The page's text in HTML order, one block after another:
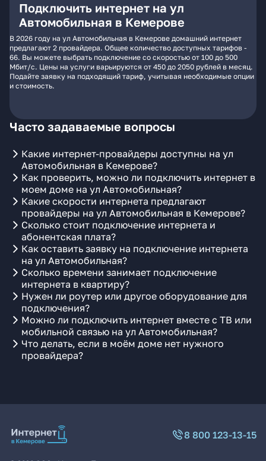
Подключить интернет на ул
Автомобильная в Кемерове
В 2026 году на ул Автомобильная в Кемерове домашний интернет
предлагают 2 провайдера. Общее количество доступных тарифов -
66. Вы можете выбрать подключение со скоростью от 100 до 500
Мбит/с. Цены на услуги варьируются от 450 до 2050 рублей в месяц.
Подайте заявку на подходящий тариф, учитывая необходимые опции
и стоимость.
Часто задаваемые вопросы
Какие интернет-провайдеры доступны на ул
Автомобильная в Кемерове?
Как проверить, можно ли подключить интернет в
моем доме на ул Автомобильная?
Какие скорости интернета предлагают
провайдеры на ул Автомобильная в Кемерове?
Сколько стоит подключение интернета и
абонентская плата?
Как оставить заявку на подключение интернета
на ул Автомобильная?
Сколько времени занимает подключение
интернета в квартиру?
Нужен ли роутер или другое оборудование для
подключения?
Можно ли подключить интернет вместе с ТВ или
мобильной связью на ул Автомобильная?
Что делать, если в моём доме нет нужного
провайдера?
8 800 123-13-15